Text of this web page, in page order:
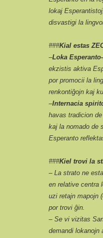
lokaj
disvastigi la
###Kial estas
–Loka
ekzistis aktiva
por promocii la
renkontiĝojn kaj
–Internacia
havas tradicion
kaj la nomado de
Esperanto
###Kiel trovi la
– La strato ne
en relative centra
uzi retajn mapojn
por trovi ĝin.
– Se vi vizitas
demandi lokanojn